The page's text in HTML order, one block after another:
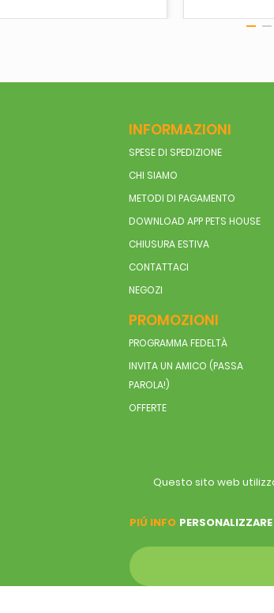
INFORMAZIONI
SPESE DI SPEDIZIONE
CHI SIAMO
METODI DI PAGAMENTO
DOWNLOAD APP PETS HOUSE
CHIUSURA ESTIVA
CONTATTACI
NEGOZI
PROMOZIONI
PROGRAMMA FEDELTÀ
INVITA UN AMICO (PASSA
PAROLA!)
OFFERTE
Questo sito web
PIÚ INFO